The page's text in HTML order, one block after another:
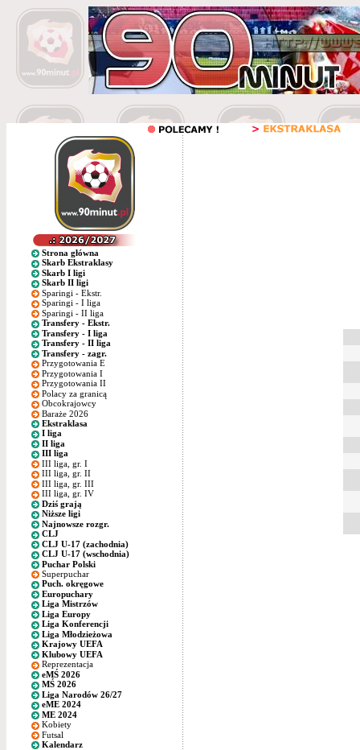
Strona główna
Skarb Ekstraklasy
Skarb I ligi
Skarb II ligi
Sparingi - Ekstr.
Sparingi - I liga
Sparingi - II liga
Transfery - Ekstr.
Transfery - I liga
Transfery - II liga
Transfery - zagr.
Przygotowania E
Przygotowania I
Przygotowania II
Polacy za granicą
Obcokrajowcy
Baraże 2026
Ekstraklasa
I liga
II liga
III liga
III liga, gr. I
III liga, gr. II
III liga, gr. III
III liga, gr. IV
Dziś grają
Niższe ligi
Najnowsze rozgr.
CLJ
CLJ U-17 (zachodnia)
CLJ U-17 (wschodnia)
Puchar Polski
Superpuchar
Puch. okręgowe
Europuchary
Liga Mistrzów
Liga Europy
Liga Konferencji
Liga Młodzieżowa
Krajowy UEFA
Klubowy UEFA
Reprezentacja
eMŚ 2026
MŚ 2026
Liga Narodów 26/27
eME 2024
ME 2024
Kobiety
Futsal
Kalendarz